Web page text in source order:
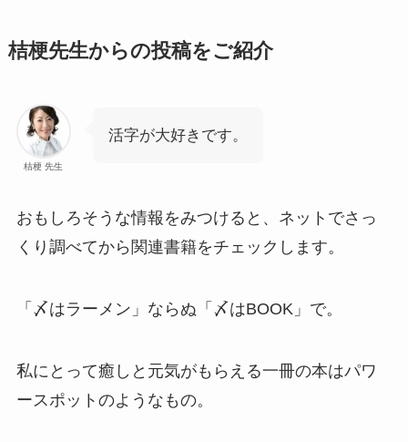
桔梗先生からの投稿をご紹介
桔梗 先生
活字が大好きです。
おもしろそうな情報をみつけると、ネットでさっ
くり調べてから関連書籍をチェックします。
「〆はラーメン」ならぬ「〆はBOOK」で。
私にとって癒しと元気がもらえる一冊の本はパワ
ースポットのようなもの。